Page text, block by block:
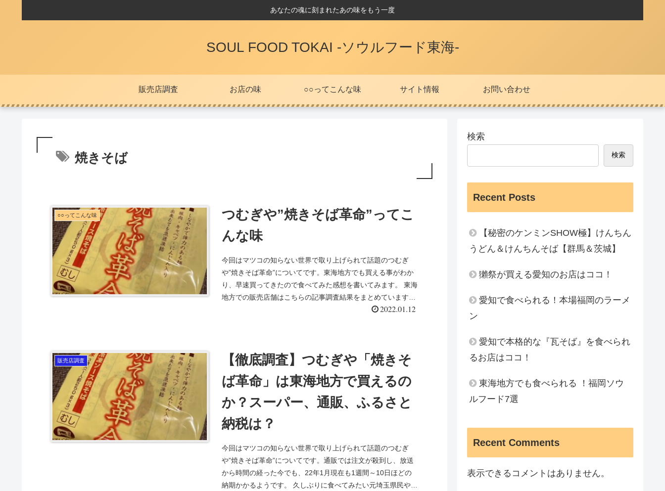
あなたの魂に刻まれたあの味をもう一度
SOUL FOOD TOKAI -ソウルフード東海-
販売店調査 お店の味 ○○ってこんな味 サイト情報 お問い合わせ
焼きそば
○○ってこんな味
つむぎや”焼きそば革命”ってこ
んな味
今回はマツコの知らない世界で取り上げられて話題のつむぎ
や”焼きそば革命”についてです。東海地方でも買える事がわか
り、早速買ってきたので食べてみた感想を書いてみます。 東海
地方での販売店舗はこちらの記事調査結果をまとめています。
2022.01.12
販売店調査
【徹底調査】つむぎや「焼きそ
ば革命」は東海地方で買えるの
か？スーパー、通販、ふるさと
納税は？
今回はマツコの知らない世界で取り上げられて話題のつむぎ
や”焼きそば革命”についてです。通販では注文が殺到し、放送
から時間の経った今でも、22年1月現在も1週間～10日ほどの
納期かかるようです。 久しぶりに食べてみたい元埼玉県民や、
検索
検索
Recent Posts
【秘密のケンミンSHOW極】けんちん
うどん＆けんちんそば【群馬＆茨城】
獺祭が買える愛知のお店はココ！
愛知で食べられる！本場福岡のラーメ
ン
愛知で本格的な『瓦そば』を食べられ
るお店はココ！
東海地方でも食べられる ！福岡ソウ
ルフード7選
Recent Comments
表示できるコメントはありません。